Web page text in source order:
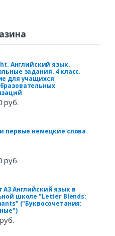
Английский язык.
задания. 4 класс.
для учащихся
руб.
первые немецкие слова
руб.
А3 Английский язык в
школе "Letter Blends:
("Буквосочетания: